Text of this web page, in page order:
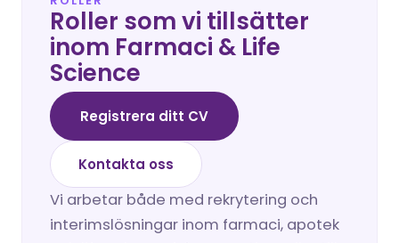
Roller som vi tillsätter
inom Farmaci & Life
Science
Registrera ditt CV
Kontakta oss
Vi arbetar både med rekrytering och
interimslösningar inom farmaci, apotek